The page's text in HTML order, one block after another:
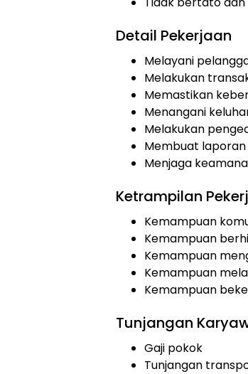
Detail Pekerjaan
Melayani
Melakukan
Memastikan
Menangani
Melakukan
Membuat
Menjaga
Ketrampilan
Kemampuan
Kemampuan
Kemampuan
Kemampuan
Kemampuan
Tunjangan
Gaji pokok
Tunjangan